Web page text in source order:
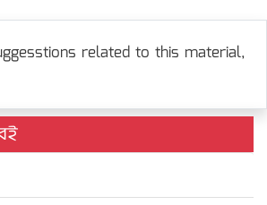
related to this material,